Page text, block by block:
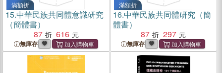
滿額折
15.中華民族共同體意識研究
（簡體書）
87
616
無庫存
滿額折
16.中華民族共同體研究（簡
體書）
87
297
無庫存